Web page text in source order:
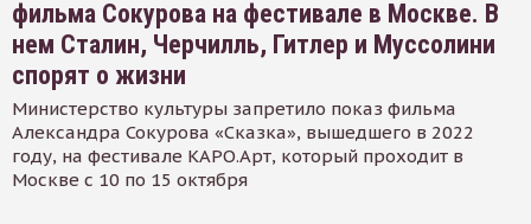
фильма Сокурова на фестивале в Москве. В
нем Сталин, Черчилль, Гитлер и Муссолини
спорят о жизни
Министерство культуры запретило показ фильма
Александра Сокурова «Сказка», вышедшего в 2022
году, на фестивале КАРО.Арт, который проходит в
Москве с 10 по 15 октября